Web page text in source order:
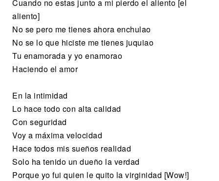
Cuando no estas junto a mi pierdo el aliento [el
aliento]
No se pero me tienes ahora enchulao
No se lo que hiciste me tienes juquiao
Tu enamorada y yo enamorao
Haciendo el amor
En la intimidad
Lo hace todo con alta calidad
Con seguridad
Voy a máxima velocidad
Hace todos mis sueños realidad
Solo ha tenido un dueño la verdad
Porque yo fui quien le quito la virginidad [Wow!]